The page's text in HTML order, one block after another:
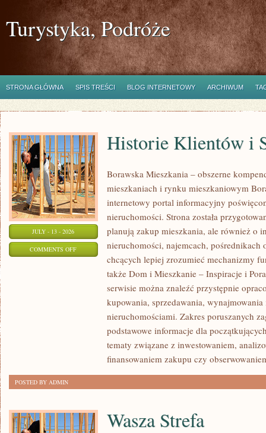
Turystyka, Podróże
STRONA GŁÓWNA SPIS TREŚCI BLOG INTERNETOWY ARCHIWUM
JULY - 13 - 2026
COMMENTS OFFON
Historie Klientów i
Borawska Mieszkania – obszerne
mieszkaniach i rynku mieszkaniowym
internetowy portal informacyjny
nieruchomości. Strona została
planują zakup mieszkania, ale również o
nieruchomości, najemcach,
chcących lepiej zrozumieć mechanizmy
także Dom i Mieszkanie – Inspiracje i
serwisie można znaleźć przystępnie
kupowania, sprzedawania, wynajmowania
nieruchomościami. Zakres poruszanych
podstawowe informacje dla
tematy związane z inwestowaniem,
finansowaniem zakupu czy
POSTED BY ADMIN
Wasza Strefa